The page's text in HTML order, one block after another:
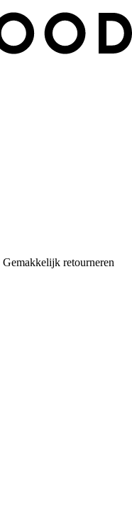
Gemakkelijk retourneren